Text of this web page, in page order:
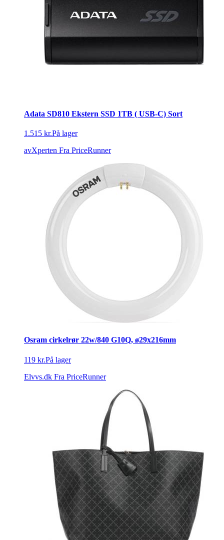
Adata SD810 Ekstern SSD 1TB ( USB-C) Sort
1.515 kr.På lager
avXperten Fra PriceRunner
Osram cirkelrør 22w/840 G10Q, ø29x216mm
119 kr.På lager
Elvvs.dk Fra PriceRunner